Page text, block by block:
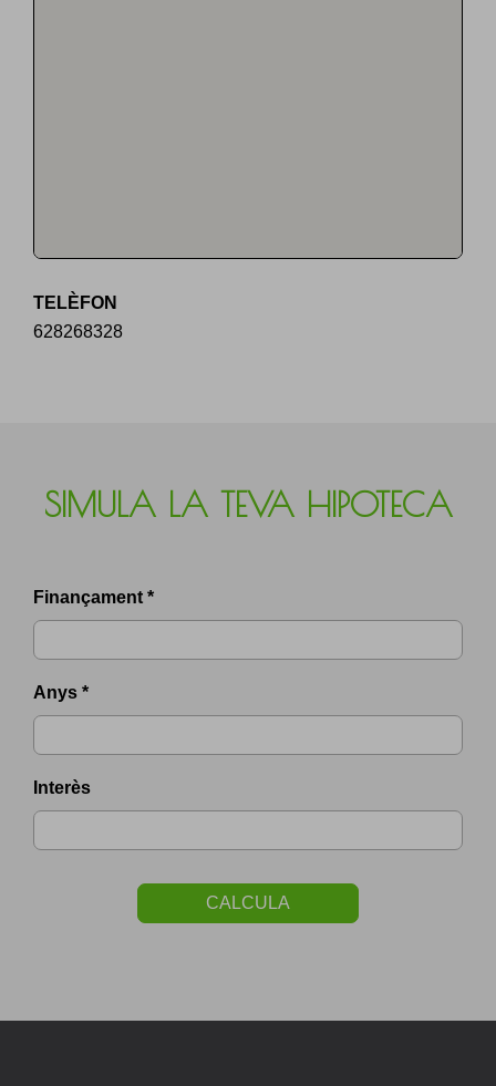
TELÈFON
628268328
SIMULA LA TEVA HIPOTECA
Finançament *
Anys *
Interès
CALCULA